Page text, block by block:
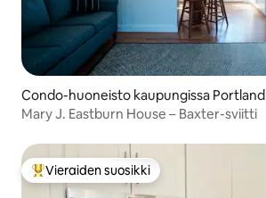
Condo-huoneisto kaupungissa Portland
Mary J. Eastburn House – Baxter-sviitti
Vieraiden suosikkien parhaimmistoa
Vieraiden suosikki